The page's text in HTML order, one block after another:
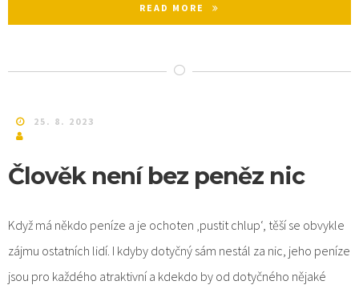
READ MORE
25. 8. 2023
Člověk není bez peněz nic
Když má někdo peníze a je ochoten ‚pustit chlup‘, těší se obvykle
zájmu ostatních lidí. I kdyby dotyčný sám nestál za nic, jeho peníze
jsou pro každého atraktivní a kdekdo by od dotyčného nějaké